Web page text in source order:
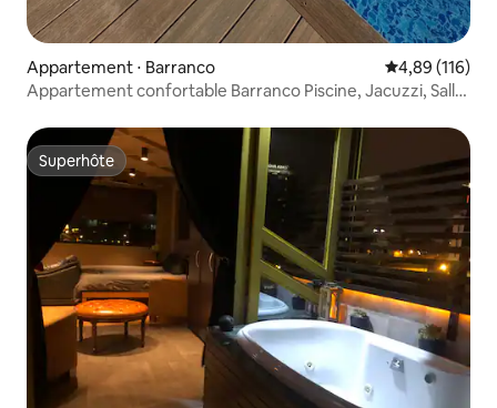
Appartement ⋅ Barranco Évaluation
4,89 (116)
Appartement confortable Barranco Piscine, Jacuzzi, Salle
Superhôte
Superhôte